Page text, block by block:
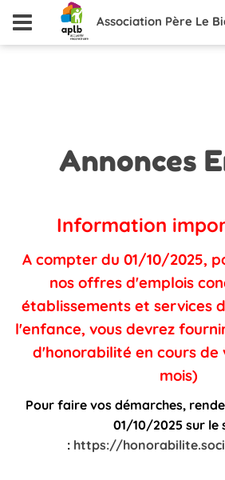
Association Père Le
Annonces
Information
A compter du 01/10/2025,
nos offres d'emplois
établissements et services
l'enfance, vous devrez
d'honorabilité en cours de
mois)
Pour faire vos démarches,
01/10/2025 sur le
: https://